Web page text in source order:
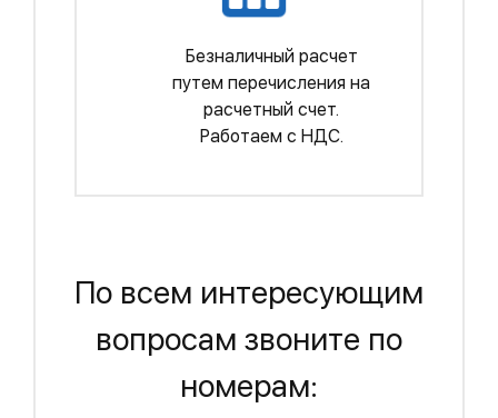
Безналичный расчет
путем перечисления на
расчетный счет.
Работаем с НДС.
По всем интересующим
вопросам звоните по
номерам: